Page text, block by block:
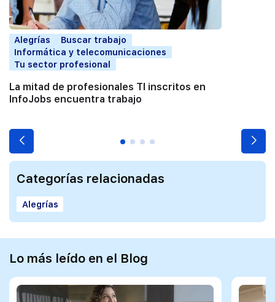
Alegrías
Buscar trabajo
Informática y telecomunicaciones
Tu sector profesional
La mitad de profesionales TI inscritos en
InfoJobs encuentra trabajo
Categorías relacionadas
Alegrías
Lo más leído en el Blog